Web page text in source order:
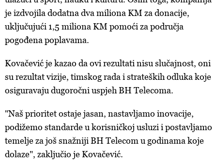
je izdvojila dodatna dva miliona KM za donacije,
uključujući 1,5 miliona KM pomoći za područja
pogođena poplavama.
Kovačević je kazao da ovi rezultati nisu slučajnost, oni
su rezultat vizije, timskog rada i strateških odluka koje
osiguravaju dugoročni uspjeh BH Telecoma.
"Naš prioritet ostaje jasan, nastavljamo inovacije,
podižemo standarde u korisničkoj usluzi i postavljamo
temelje za još snažniji BH Telecom u godinama koje
dolaze", zaključio je Kovačević.